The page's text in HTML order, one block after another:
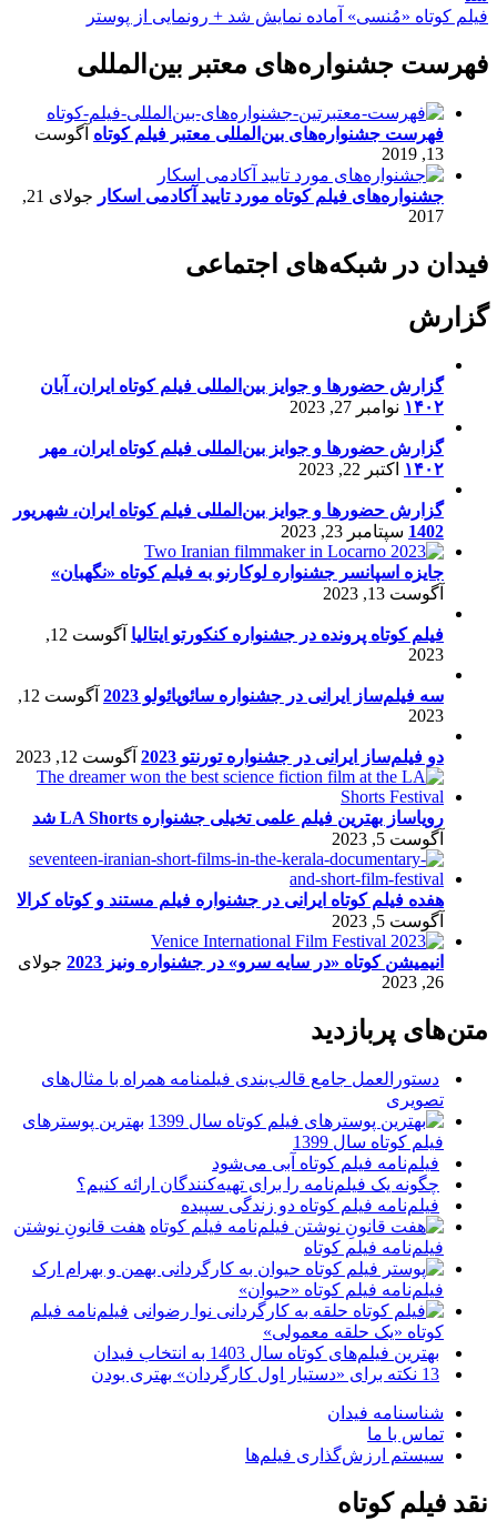
فیلم کوتاه «مُنسی» آماده نمایش شد + رونمایی از پوستر
فهرست جشنواره‌های معتبر بین‌المللی
فهرست جشنواره‌های بین‌المللی معتبر فیلم کوتاه آگوست
13, 2019
جشنواره‌های فیلم کوتاه مورد تایید آکادمی اسکار
جولای 21,
2017
فیدان در شبکه‌های اجتماعی
گزارش
گزارش حضورها و جوایز بین‌المللی فیلم کوتاه ایران، آبان
۱۴۰۲ نوامبر 27, 2023
گزارش حضورها و جوایز بین‌المللی فیلم کوتاه ایران، مهر
۱۴۰۲ اکتبر 22, 2023
گزارش حضورها و جوایز بین‌المللی فیلم کوتاه ایران، شهریور
1402 سپتامبر 23, 2023
جایزه اسپانسر جشنواره لوکارنو به فیلم کوتاه «نگهبان»
آگوست 13, 2023
فیلم کوتاه پرونده در جشنواره کنکورتو ایتالیا
آگوست 12,
2023
سه فیلم‌ساز ایرانی در جشنواره سائوپائولو 2023
آگوست 12,
2023
دو فیلم‌ساز ایرانی در جشنواره تورنتو 2023 آگوست 12, 2023
رویاساز بهترین فیلم علمی تخیلی جشنواره LA Shorts شد
آگوست 5, 2023
هفده فیلم کوتاه ایرانی در جشنواره فیلم مستند و کوتاه کرالا
آگوست 5, 2023
انیمیشن کوتاه «در سایه سرو» در جشنواره ونیز 2023
جولای
26, 2023
متن‌های پربازدید
دستورالعمل جامع قالب‌بندی فیلمنامه همراه با مثال‌های
تصویری
بهترین پوسترهای
فیلم کوتاه سال 1399
فیلم‌نامه فیلم کوتاه آبی می‌شود
چگونه یک فیلم‌نامه را برای تهیه‌کنندگان ارائه کنیم؟
فیلم‌نامه فیلم کوتاه دو زندگی سپیده
هفت قانونِ نوشتن
فیلم‌نامه فیلم کوتاه
فیلم‌نامه فیلم کوتاه «حیوان»
فیلم‌نامه فیلم
کوتاه «یک حلقه معمولی»
بهترین فیلم‌های کوتاه سال 1403 به انتخاب فیدان
13 نکته برای «دستیار اول کارگردان» بهتری بودن
شناسنامه فیدان
تماس با ما
سیستم ارزش‌گذاری فیلم‌ها
نقد فیلم کوتاه